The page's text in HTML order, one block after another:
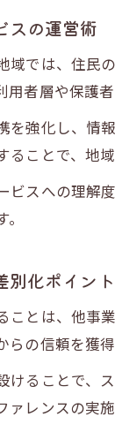
経営効率
収支シ
放課後等
放課後
スの運営術
では、住民
者層や保護
強化し、情
ことで、地
スへの理解
別化ポイント
とは、他事
の信頼を獲得
ることで、
レンスの実施